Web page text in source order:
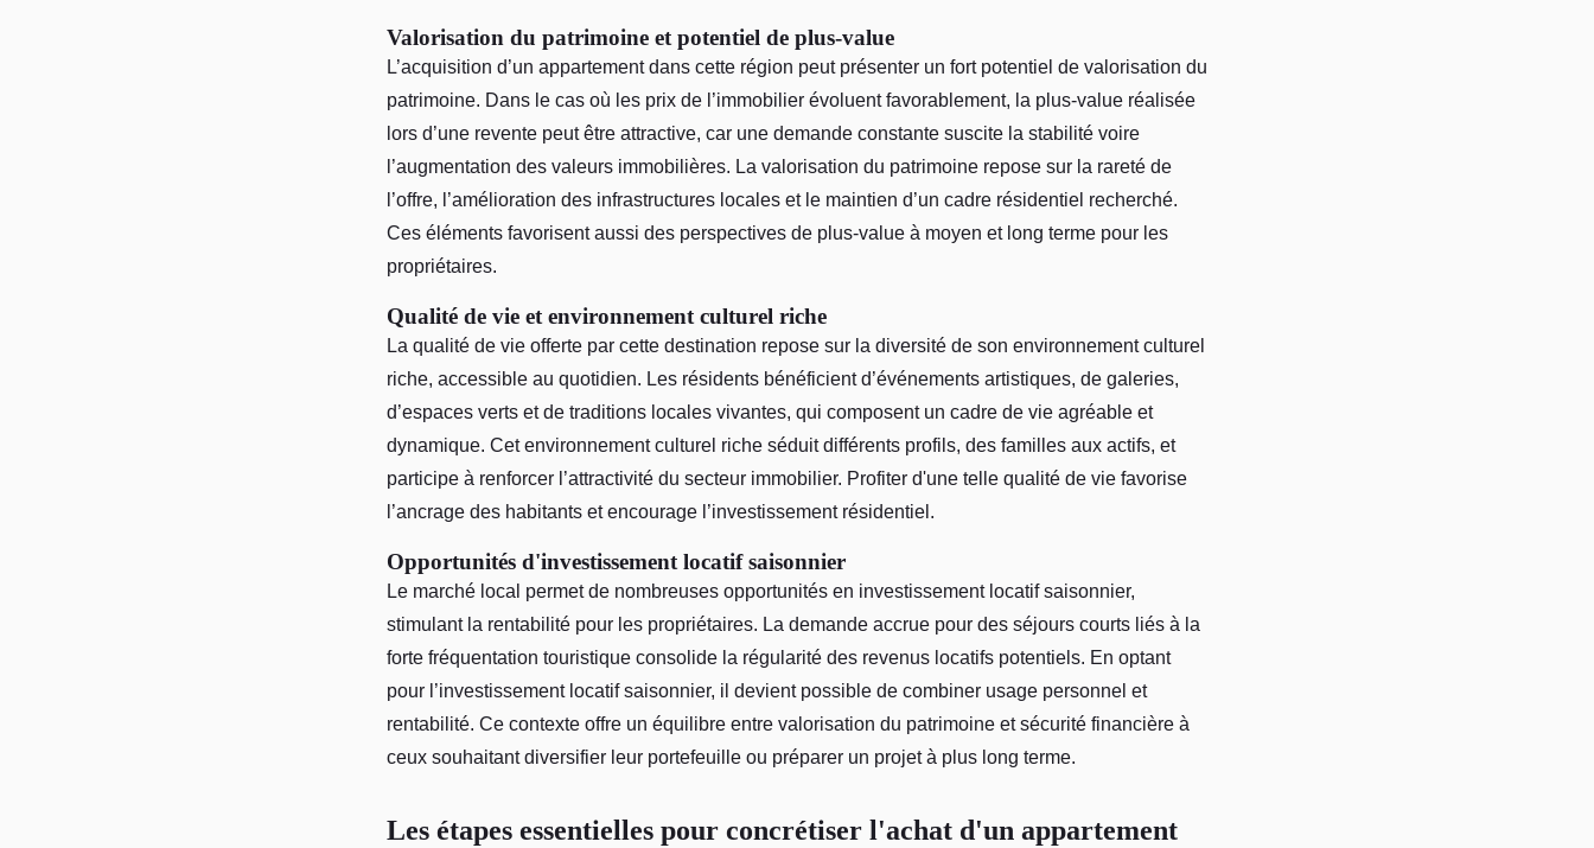
Valorisation du patrimoine et potentiel de plus-value
L’acquisition d’un appartement dans cette région peut présenter un fort potentiel de valorisation du
patrimoine. Dans le cas où les prix de l’immobilier évoluent favorablement, la plus-value réalisée
lors d’une revente peut être attractive, car une demande constante suscite la stabilité voire
l’augmentation des valeurs immobilières. La valorisation du patrimoine repose sur la rareté de
l’offre, l’amélioration des infrastructures locales et le maintien d’un cadre résidentiel recherché.
Ces éléments favorisent aussi des perspectives de plus-value à moyen et long terme pour les
propriétaires.
Qualité de vie et environnement culturel riche
La qualité de vie offerte par cette destination repose sur la diversité de son environnement culturel
riche, accessible au quotidien. Les résidents bénéficient d’événements artistiques, de galeries,
d’espaces verts et de traditions locales vivantes, qui composent un cadre de vie agréable et
dynamique. Cet environnement culturel riche séduit différents profils, des familles aux actifs, et
participe à renforcer l’attractivité du secteur immobilier. Profiter d'une telle qualité de vie favorise
l’ancrage des habitants et encourage l’investissement résidentiel.
Opportunités d'investissement locatif saisonnier
Le marché local permet de nombreuses opportunités en investissement locatif saisonnier,
stimulant la rentabilité pour les propriétaires. La demande accrue pour des séjours courts liés à la
forte fréquentation touristique consolide la régularité des revenus locatifs potentiels. En optant
pour l’investissement locatif saisonnier, il devient possible de combiner usage personnel et
rentabilité. Ce contexte offre un équilibre entre valorisation du patrimoine et sécurité financière à
ceux souhaitant diversifier leur portefeuille ou préparer un projet à plus long terme.
Les étapes essentielles pour concrétiser l'achat d'un appartement